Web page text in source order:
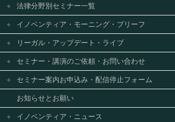
法律分野別セミナー一覧
イノベンティア・モーニング・ブリーフ
リーガル・アップデート・ライブ
セミナー・講演のご依頼・お問い合わせ
セミナー案内お申込み・配信停止フォーム
お知らせとお願い
イノベンティア・ニュース